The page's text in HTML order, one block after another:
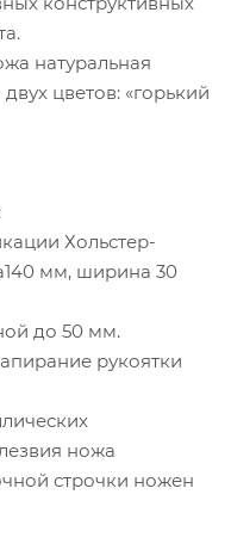
натуральная
цветов: «горький
Хольстер-
мм, ширина 30
до 50 мм.
рукоятки
ножа
строчки ножен